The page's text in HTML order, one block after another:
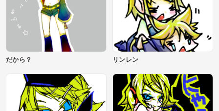
だから？ リンレン